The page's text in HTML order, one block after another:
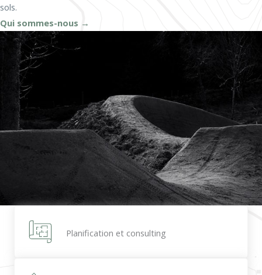
sols.
Qui sommes-nous →
Planification et consulting